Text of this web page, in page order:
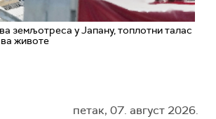
земљотреса у Јапану, топлотни талас
животе
петак, 07. август 2026.